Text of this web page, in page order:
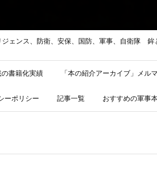
ンス、防衛、安保、国防、軍事、自衛隊 鉾
書籍化実績 「本の紹介アーカイブ」メル
ーポリシー 記事一覧 おすすめの軍事